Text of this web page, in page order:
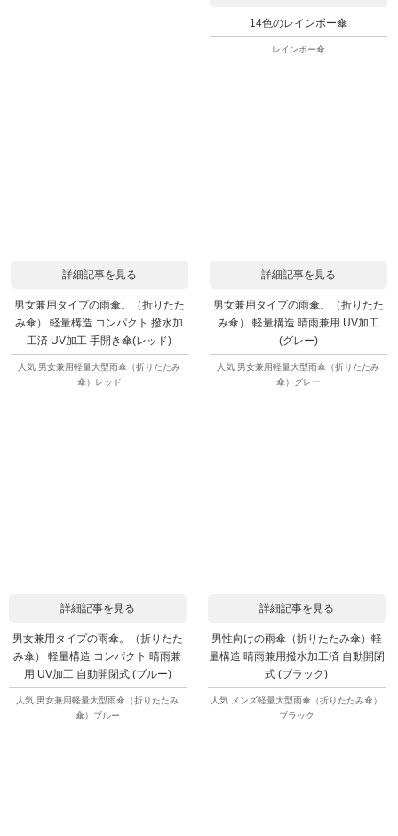
14色のレインボー傘
レインボー傘
詳細記事を見る
男女兼用タイプの雨傘。（折りたた
み傘） 軽量構造 コンパクト 撥水加
工済 UV加工 手開き傘(レッド)
人気 男女兼用軽量大型雨傘（折りたたみ
傘）レッド
詳細記事を見る
男女兼用タイプの雨傘。（折りたた
み傘） 軽量構造 晴雨兼用 UV加工
(グレー)
人気 男女兼用軽量大型雨傘（折りたたみ
傘）グレー
詳細記事を見る
男女兼用タイプの雨傘。（折りたた
み傘） 軽量構造 コンパクト 晴雨兼
用 UV加工 自動開閉式 (ブルー)
人気 男女兼用軽量大型雨傘（折りたたみ
傘）ブルー
詳細記事を見る
男性向けの雨傘（折りたたみ傘）軽
量構造 晴雨兼用撥水加工済 自動開閉
式 (ブラック)
人気 メンズ軽量大型雨傘（折りたたみ傘）
ブラック